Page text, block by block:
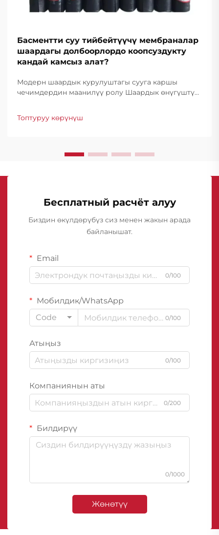
Басментти суу тийбейтүүчү мембраналар
шаардагы долбоорлордо коопсуздукту
кандай камсыз алат?
Модерн шаардык курулуштагы сууга каршы
чечимдердин маанилүү ролу Шаардык өнүгүштүн
конструкциялык бүтүндүккө ири бөлүк болуп
Топтуруу көрүнүш
Бесплатный расчёт алуу
Биздин өкүлдөрүбүз сиз менен жакын арада
байланышат.
Email
0/100
Мобилдик/WhatsApp
Code
0/100
Атыңыз
0/100
Компаниянын аты
0/200
Билдирүү
0/1000
Жөнөтүү